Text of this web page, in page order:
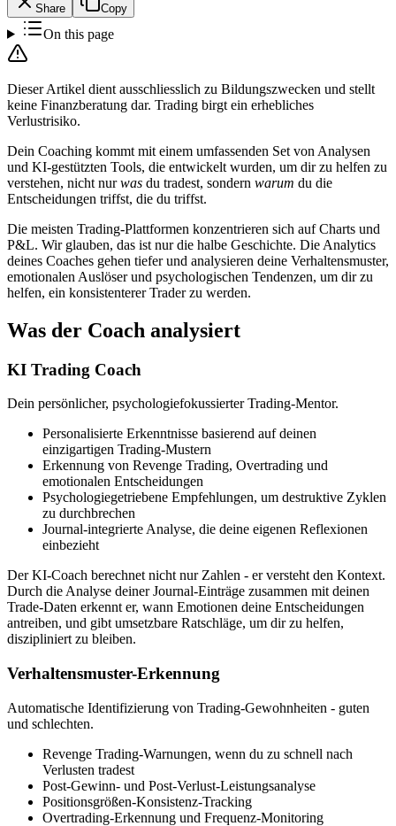
Share Copy
On this page
Dieser Artikel dient ausschliesslich zu Bildungszwecken und stellt
keine Finanzberatung dar. Trading birgt ein erhebliches
Verlustrisiko.
Dein Coaching kommt mit einem umfassenden Set von Analysen
und KI-gestützten Tools, die entwickelt wurden, um dir zu helfen zu
verstehen, nicht nurwas du tradest, sondern warum du die
Entscheidungen triffst, die du triffst.
Die meisten Trading-Plattformen konzentrieren sich auf Charts und
P&L. Wir glauben, das ist nur die halbe Geschichte. Die Analytics
deines Coaches gehen tiefer und analysieren deine Verhaltensmuster,
emotionalen Auslöser und psychologischen Tendenzen, um dir zu
helfen, ein konsistenterer Trader zu werden.
Was der Coach analysiert
KI Trading Coach
Dein persönlicher, psychologiefokussierter Trading-Mentor.
Personalisierte Erkenntnisse basierend auf deinen
einzigartigen Trading-Mustern
Erkennung von Revenge Trading, Overtrading und
emotionalen Entscheidungen
Psychologiegetriebene Empfehlungen, um destruktive Zyklen
zu durchbrechen
Journal-integrierte Analyse, die deine eigenen Reflexionen
einbezieht
Der KI-Coach berechnet nicht nur Zahlen - er versteht den Kontext.
Durch die Analyse deiner Journal-Einträge zusammen mit deinen
Trade-Daten erkennt er, wann Emotionen deine Entscheidungen
antreiben, und gibt umsetzbare Ratschläge, um dir zu helfen,
diszipliniert zu bleiben.
Verhaltensmuster-Erkennung
Automatische Identifizierung von Trading-Gewohnheiten - guten
und schlechten.
Revenge Trading-Warnungen, wenn du zu schnell nach
Verlusten tradest
Post-Gewinn- und Post-Verlust-Leistungsanalyse
Positionsgrößen-Konsistenz-Tracking
Overtrading-Erkennung und Frequenz-Monitoring